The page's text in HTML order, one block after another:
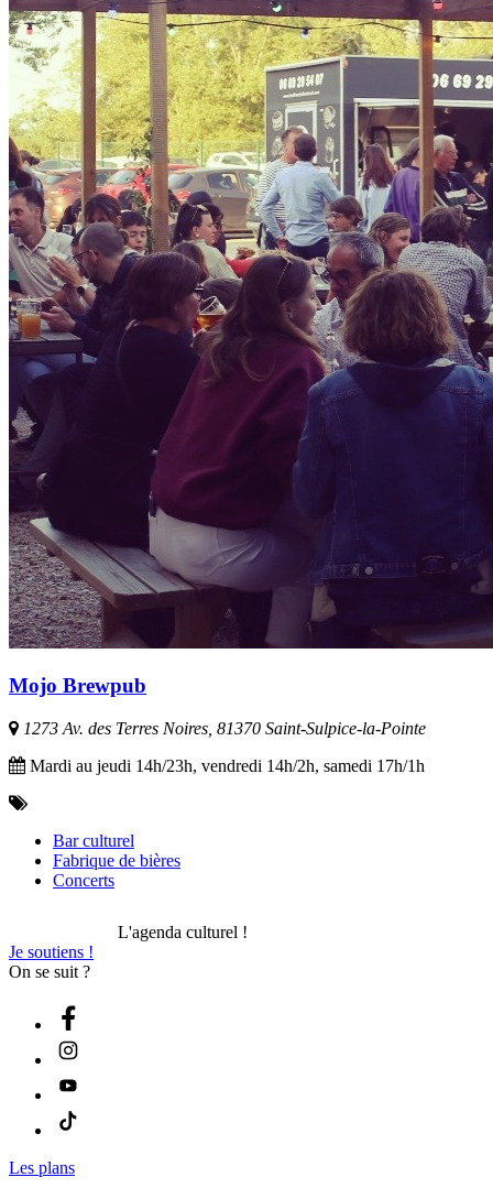
Mojo Brewpub
1273 Av. des Terres Noires, 81370 Saint-Sulpice-la-Pointe
Mardi au jeudi 14h/23h, vendredi 14h/2h, samedi 17h/1h
Bar culturel
Fabrique de bières
Concerts
L'agenda culturel !
Je soutiens !
On se suit ?
Les plans